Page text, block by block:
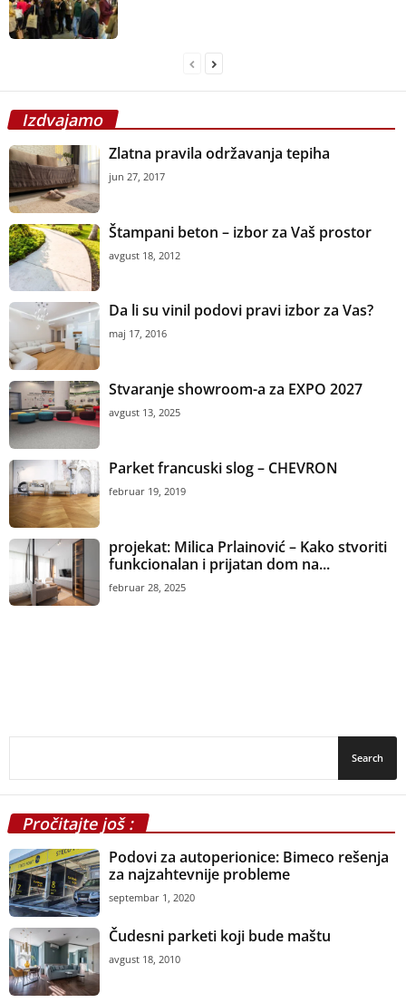
Izdvajamo
Zlatna pravila održavanja tepiha
jun 27, 2017
Štampani beton – izbor za Vaš prostor
avgust 18, 2012
Da li su vinil podovi pravi izbor za Vas?
maj 17, 2016
Stvaranje showroom-a za EXPO 2027
avgust 13, 2025
Parket francuski slog – CHEVRON
februar 19, 2019
projekat: Milica Prlainović – Kako stvoriti
funkcionalan i prijatan dom na...
februar 28, 2025
Pročitajte još :
Podovi za autoperionice: Bimeco rešenja
za najzahtevnije probleme
septembar 1, 2020
Čudesni parketi koji bude maštu
avgust 18, 2010